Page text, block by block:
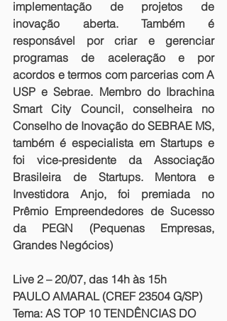
implementação de projetos de
inovação aberta. Também é
responsável por criar e gerenciar
programas de aceleração e por
acordos e termos com parcerias com A
USP e Sebrae. Membro do Ibrachina
Smart City Council, conselheira no
Conselho de Inovação do SEBRAE MS,
também é especialista em Startups e
foi vice-presidente da Associação
Brasileira de Startups. Mentora e
Investidora Anjo, foi premiada no
Prêmio Empreendedores de Sucesso
da PEGN (Pequenas Empresas,
Grandes Negócios)
Live 2 – 20/07, das 14h às 15h
PAULO AMARAL (CREF 23504 G/SP)
Tema: AS TOP 10 TENDÊNCIAS DO